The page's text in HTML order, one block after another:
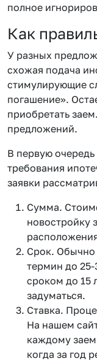
полное
Как
У разных
схожая подача
стимулирующие
погашение».
приобретать
предложений.
В первую
требования
заявки
Сумма.
новостройку
Срок. Обычно
термин до
сроком до 15
задуматься.
Ставка.
На нашем
каждому
когда за год